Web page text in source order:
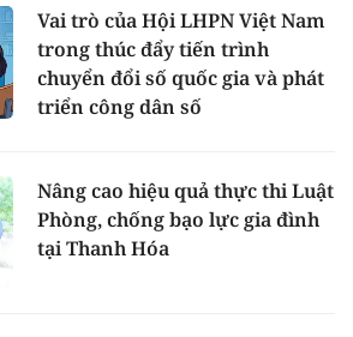
Vai trò của Hội LHPN Việt Nam
trong thúc đẩy tiến trình
chuyển đổi số quốc gia và phát
triển công dân số
Nâng cao hiệu quả thực thi Luật
Phòng, chống bạo lực gia đình
tại Thanh Hóa